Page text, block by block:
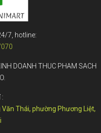
7, hotline:
DOANH THUC PHAM SACH
Thái, phường Phương Liệt,